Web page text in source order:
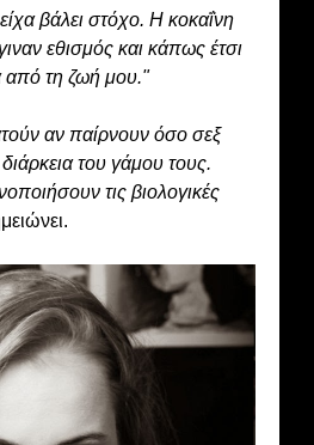
βάλει στόχο. Η κοκαΐνη
εθισμός και κάπως έτσι
από τη ζωή μου."
αν παίρνουν όσο σεξ
διάρκεια του γάμου τους.
τις βιολογικές